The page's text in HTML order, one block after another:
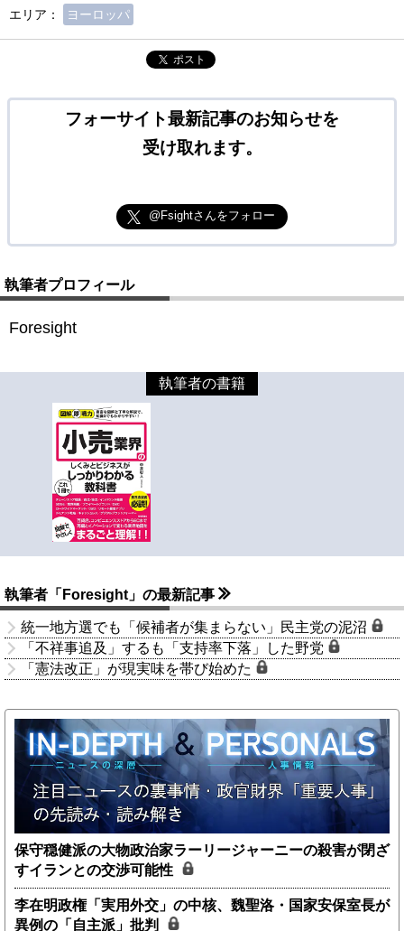
エリア：
ヨーロッパ
ポスト
フォーサイト最新記事のお知らせを
受け取れます。
@Fsightさんをフォロー
執筆者プロフィール
Foresight
執筆者の書籍
執筆者「Foresight」の最新記事
統一地方選でも「候補者が集まらない」民主党の泥沼
「不祥事追及」するも「支持率下落」した野党
「憲法改正」が現実味を帯び始めた
保守穏健派の大物政治家ラーリージャーニーの殺害が閉ざ
すイランとの交渉可能性
李在明政権「実用外交」の中核、魏聖洛・国家安保室長が
異例の「自主派」批判